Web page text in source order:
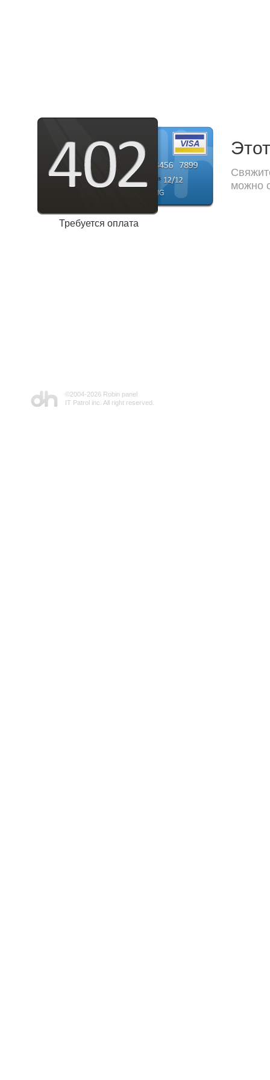
Требуется оплата
можно
©2004-2026 Robin panel
IT Patrol inc. All right reserved.